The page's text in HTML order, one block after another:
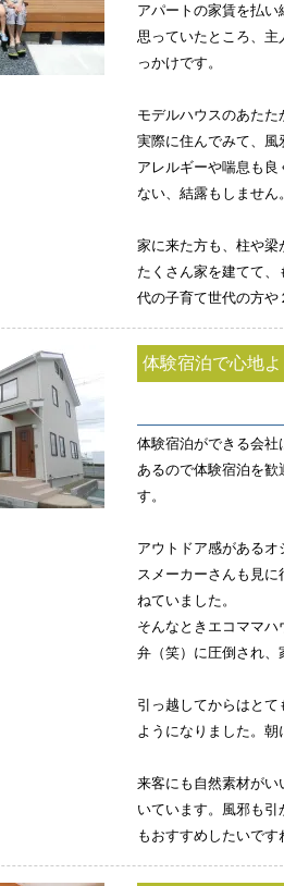
アパートの家賃を払
思っていたところ、
っかけです。
モデルハウスのあたた
実際に住んでみて、風
アレルギーや喘息も
ない、結露もしません
家に来た方も、柱や梁
たくさん家を建てて
代の子育て世代の方や
体験宿泊で心地
体験宿泊ができる会社
あるので体験宿泊を
す。
アウトドア感がある
スメーカーさんも見
ねていました。
そんなときエコママ
弁（笑）に圧倒され、
引っ越してからはと
ようになりました。朝
来客にも自然素材が
いています。風邪も
もおすすめしたいです